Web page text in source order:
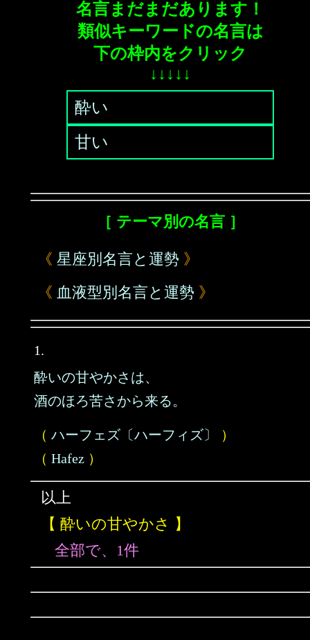
名言まだまだあります！
類似キーワードの名言は
下の枠内をクリック
↓↓↓↓↓
酔い
甘い
［ テーマ別の名言 ］
《 星座別名言と運勢 》
《 血液型別名言と運勢 》
1.
酔いの甘やかさは、
酒のほろ苦さから来る。
（ ハーフェズ〔ハーフィズ〕
）
（ Hafez ）
以上
【 酔いの甘やかさ 】
全部で、1件